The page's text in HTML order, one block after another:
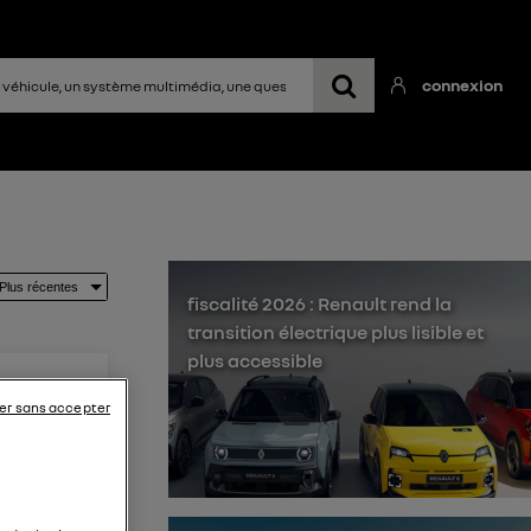
connexion
fiscalité 2026 : Renault rend la
transition électrique plus lisible et
plus accessible
sans accepter